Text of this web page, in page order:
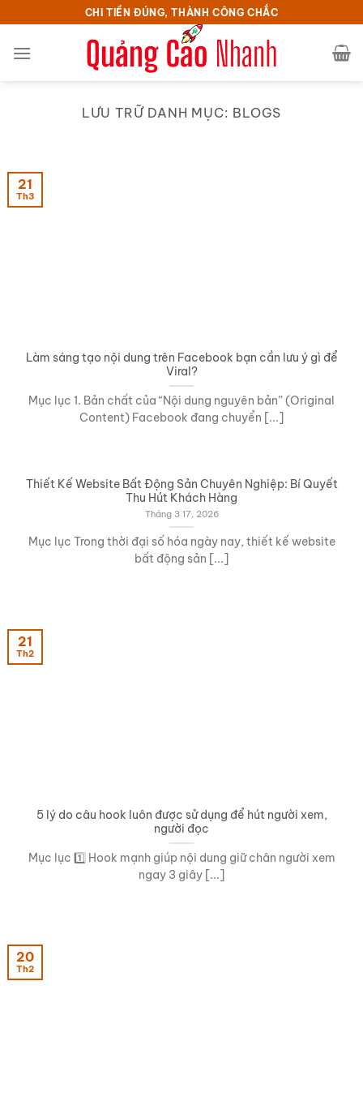
qua
nội
CHI TIỀN ĐÚNG, THÀNH CÔNG CHẮC
LƯU TRỮ DANH MỤC: BLOGS
Làm sáng tạo nội dung trên Facebook bạn cần lưu ý gì để
Viral?
Mục lục 1. Bản chất của “Nội dung nguyên bản” (Original
Content) Facebook đang chuyển [...]
21
Th3
Thiết Kế Website Bất Động Sản Chuyên Nghiệp: Bí Quyết
Thu Hút Khách Hàng
Tháng 3 17, 2026
Mục lục Trong thời đại số hóa ngày nay, thiết kế website
bất động sản [...]
5 lý do câu hook luôn được sử dụng để hút người xem,
người đọc
Mục lục 1️⃣ Hook mạnh giúp nội dung giữ chân người xem
ngay 3 giây [...]
21
Th2
20
Th2